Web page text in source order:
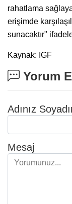
rahatlama
erişimde
sunacaktır"
Kaynak: IGF
Yorum
Adınız
Mesaj